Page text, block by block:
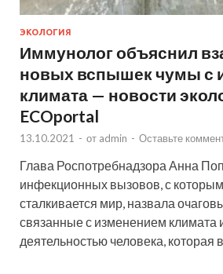
ЭКОЛОГИЯ
Иммунолог объяснил
новых вспышек чумы с
климата — новости
ECOportal
13.10.2021 - от admin - Оставьте
Глава Роспотребнадзора Анна
инфекционных вызовов, с
сталкивается мир, назвала
связанные с изменением климата
деятельностью человека, которая